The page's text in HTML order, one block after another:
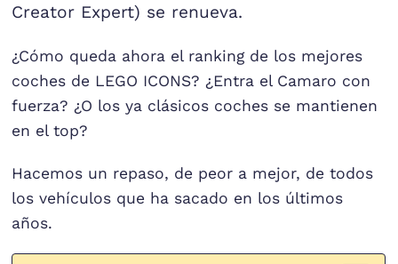
Creator Expert) se renueva.
¿Cómo queda ahora el ranking de los mejores
coches de LEGO ICONS? ¿Entra el Camaro con
fuerza? ¿O los ya clásicos coches se mantienen
en el top?
Hacemos un repaso, de peor a mejor, de todos
los vehículos que ha sacado en los últimos
años.